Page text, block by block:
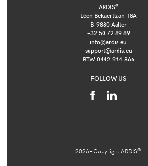
ARDIS®
Léon Bekaertlaan 18A
B-9880 Aalter
+32 50 72 89 89
info@ardis.eu
support@ardis.eu
BTW 0442.914.866
FOLLOW US
2026 - Copyright ARDIS®